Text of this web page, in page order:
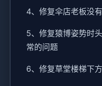
4、修复伞店老板没
5、修复猿博姿势时
常的问题
6、修复草堂楼梯下